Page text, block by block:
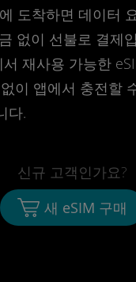
도착하면 데이터
없이 선불로 결제
재사용 가능한
이 앱에서 충전할
다.
신규 고객인가요?
새 eSIM 구매